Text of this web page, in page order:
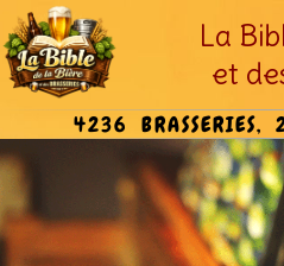
La
et
4236